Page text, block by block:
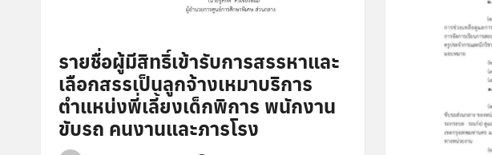
รายชื่อผู้มีสิทธิ์เข้ารับการสรรหาและ
เลือกสรรเป็นลูกจ้างเหมาบริการ
ตำแหน่งพี่เลี้ยงเด็กพิการ พนักงาน
ขับรถ คนงานและภารโรง